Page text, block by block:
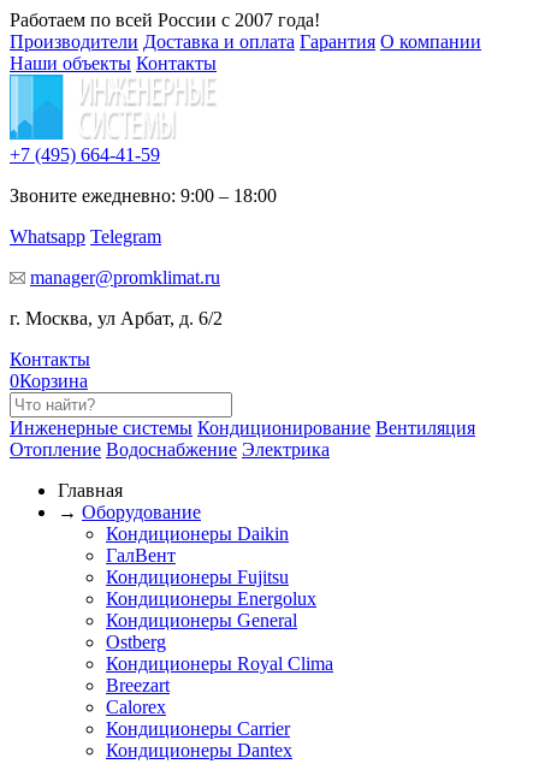
Работаем по всей России с 2007 года!
Производители Доставка и оплата Гарантия О компании
Наши объекты Контакты
+7 (495) 664-41-59
Звоните ежедневно: 9:00 – 18:00
Whatsapp Telegram
manager@promklimat.ru
г. Москва, ул Арбат, д. 6/2
Контакты
0Корзина
Инженерные системы Кондиционирование Вентиляция
Отопление Водоснабжение Электрика
Главная
→ Оборудование
Кондиционеры Daikin
ГалВент
Кондиционеры Fujitsu
Кондиционеры Energolux
Кондиционеры General
Ostberg
Кондиционеры Royal Clima
Breezart
Calorex
Кондиционеры Carrier
Кондиционеры Dantex